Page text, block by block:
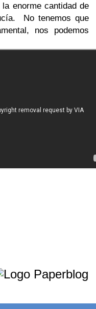
enorme cantidad de
No tenemos que
nos podemos